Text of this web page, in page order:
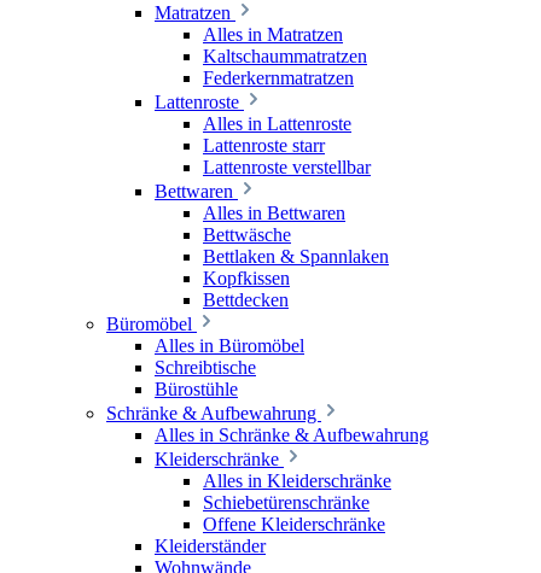
Matratzen
Alles in Matratzen
Kaltschaummatratzen
Federkernmatratzen
Lattenroste
Alles in Lattenroste
Lattenroste starr
Lattenroste verstellbar
Bettwaren
Alles in Bettwaren
Bettwäsche
Bettlaken & Spannlaken
Kopfkissen
Bettdecken
Büromöbel
Alles in Büromöbel
Schreibtische
Bürostühle
Schränke & Aufbewahrung
Alles in Schränke & Aufbewahrung
Kleiderschränke
Alles in Kleiderschränke
Schiebetürenschränke
Offene Kleiderschränke
Kleiderständer
Wohnwände